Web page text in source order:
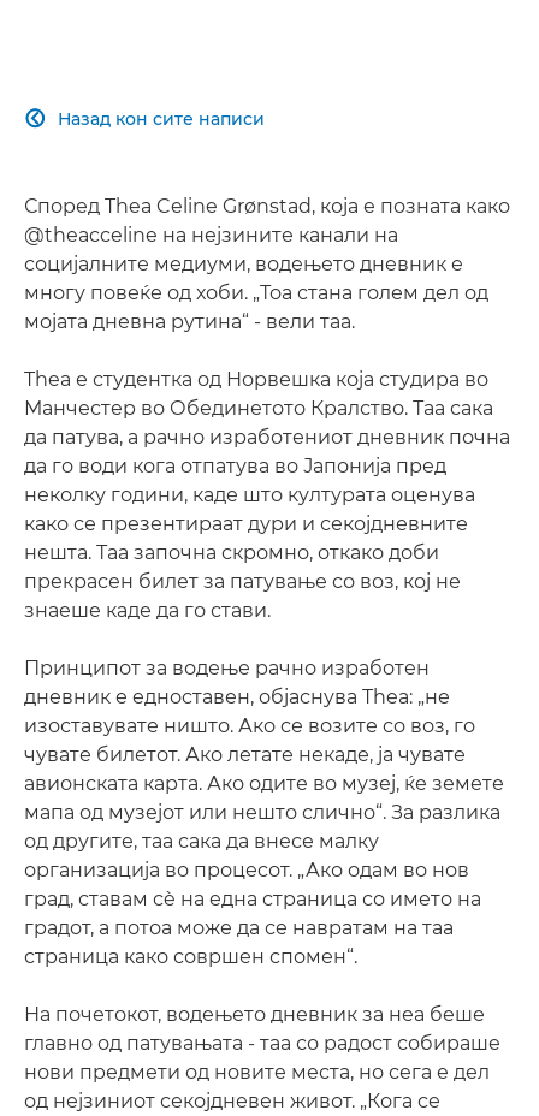
Назад кон сите написи

Според Thea Celine Grønstad, која е позната како
@theacceline на нејзините канали на
социјалните медиуми, водењето дневник е
многу повеќе од хоби. „Тоа стана голем дел од
мојата дневна рутина“ - вели таа.
Thea е студентка од Норвешка која студира во
Манчестер во Обединетото Кралство. Таа сака
да патува, а рачно изработениот дневник почна
да го води кога отпатува во Јапонија пред
неколку години, каде што културата оценува
како се презентираат дури и секојдневните
нешта. Таа започна скромно, откако доби
прекрасен билет за патување со воз, кој не
знаеше каде да го стави.
Принципот за водење рачно изработен
дневник е едноставен, објаснува Thea: „не
изоставувате ништо. Ако се возите со воз, го
чувате билетот. Ако летате некаде, ја чувате
авионската карта. Ако одите во музеј, ќе земете
мапа од музејот или нешто слично“. За разлика
од другите, таа сака да внесе малку
организација во процесот. „Ако одам во нов
град, ставам сè на една страница со името на
градот, а потоа може да се навратам на таа
страница како совршен спомен“.
На почетокот, водењето дневник за неа беше
главно од патувањата - таа со радост собираше
нови предмети од новите места, но сега е дел
од нејзиниот секојдневен живот. „Кога се